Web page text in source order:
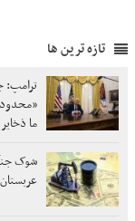
تازه ترین ها
ترامپ:
ما
شوک